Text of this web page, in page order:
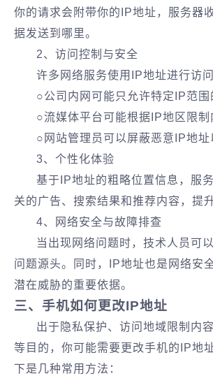
你的请求会附带你的IP地址，服务器
据发送到哪里。
2、访问控制与安全
许多网络服务使用IP地址进行访
○公司内网可能只允许特定IP范围
○流媒体平台可能根据IP地区限制
○网站管理员可以屏蔽恶意IP地址
3、个性化体验
基于IP地址的粗略位置信息，服
关的广告、搜索结果和推荐内容，提
4、网络安全与故障排查
当出现网络问题时，技术人员可
问题源头。同时，IP地址也是网络安
潜在威胁的重要依据。
三、手机如何更改IP地址
出于隐私保护、访问地域限制内
等目的，你可能需要更改手机的IP地
下是几种常用方法：